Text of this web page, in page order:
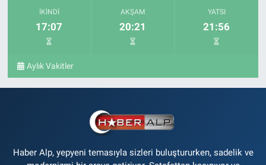
İKINDI
17:07
AKŞAM
20:21
YATSI
21:56
Aylık Vakitler
Haber Alp, yepyeni temasıyla sizleri buluştururken, sadelik ve